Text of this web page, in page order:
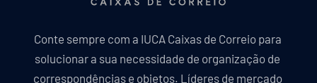
Conte sempre com a IUCA Caixas de Correio para
solucionar a sua necessidade de organização de
correspondências e objetos. Líderes de mercado